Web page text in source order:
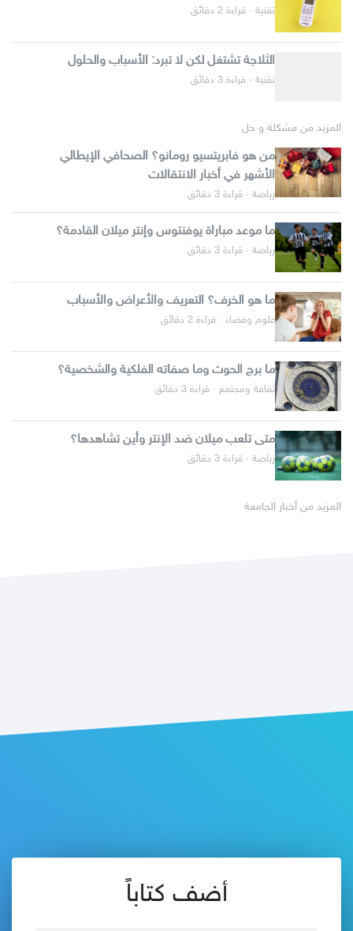
تقنية · قراءة 2 دقائق
الثلاجة تشتغل لكن لا تبرد: الأسباب والحلول
تقنية · قراءة 3 دقائق
المزيد من مشكلة و حل
من هو فابريتسيو رومانو؟ الصحافي الإيطالي
الأشهر في أخبار الانتقالات
رياضة · قراءة 3 دقائق
ما موعد مباراة يوفنتوس وإنتر ميلان القادمة؟
رياضة · قراءة 3 دقائق
ما هو الخرف؟ التعريف والأعراض والأسباب
علوم وفضاء · قراءة 2 دقائق
ما برج الحوت وما صفاته الفلكية والشخصية؟
ثقافة ومجتمع · قراءة 3 دقائق
متى تلعب ميلان ضد الإنتر وأين تشاهدها؟
رياضة · قراءة 3 دقائق
المزيد من أخبار الجامعة
أضف كتاباً